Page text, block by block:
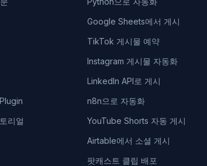
리얼
Google Sheets에서 게시
TikTok 게시물 예약
Instagram 게시물 자동화
LinkedIn API로 게시
n8n으로 자동화
YouTube Shorts 자동 게시
Airtable에서 소셜 게시
팟캐스트 클립 배포